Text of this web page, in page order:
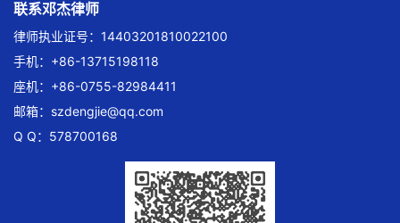
联系邓杰律师
律师执业证号：14403201810022100
手机：+86-13715198118
座机：+86-0755-82984411
邮箱： szdengjie@qq.com
Q Q：578700168